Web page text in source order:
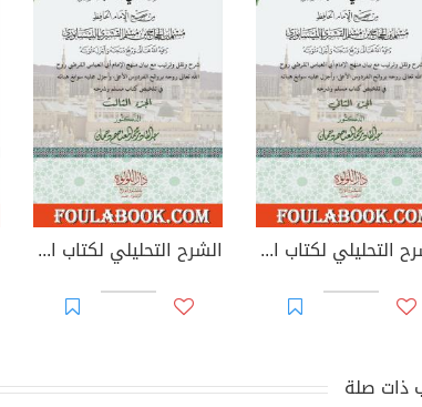
الشرح التحليلي لكتاب التفسير من صحيح مسلم بن الحجاج - الجزء الثاني الشرح التحليلي لكتاب التفسير من صحيح مسلم بن الحجاج - الجزء الثالث
ذات صلة